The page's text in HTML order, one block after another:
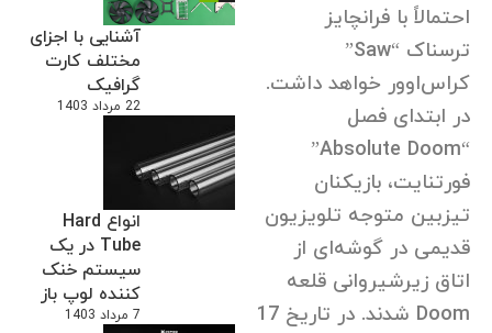
آشنایی با اجزای
مختلف کارت
گرافیک
22 مرداد 1403
انواع Hard
Tube در یک
سیستم خنک
کننده لوپ باز
7 مرداد 1403
احتمالاً با فرانچایز
ترسناک “Saw”
کراس‌اوور خواهد داشت.
در ابتدای فصل
“Absolute Doom”
فورتنایت، بازیکنان
تیزبین متوجه تلویزیون
قدیمی در گوشه‌ای از
اتاق زیرشیروانی قلعه
Doom شدند. در تاریخ 17